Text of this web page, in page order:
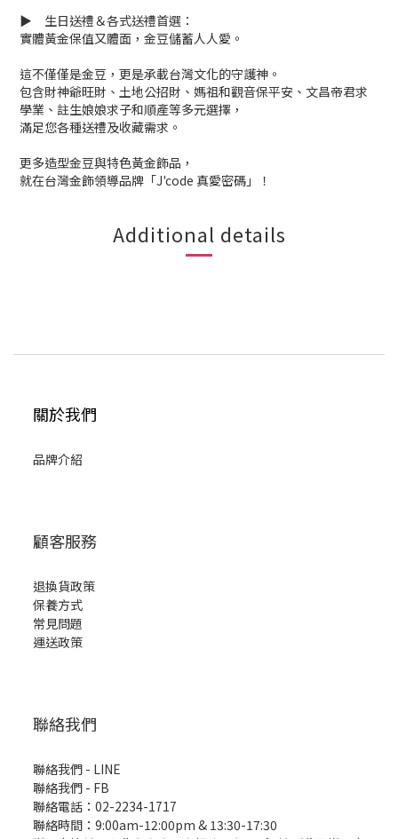
▶ 生日送禮＆各式送禮首選：
實體黃金保值又體面，金豆儲蓄人人愛。
這不僅僅是金豆，更是承載台灣文化的守護神。
包含財神爺旺財、土地公招財、媽祖和觀音保平安、文昌帝君求
學業、註生娘娘求子和順產等多元選擇，
滿足您各種送禮及收藏需求。
更多造型金豆與特色黃金飾品，
就在台灣金飾領導品牌「J'code 真愛密碼」！
Additional details
關於我們
品牌介紹
顧客服務
退換貨政策
保養方式
常見問題
運送政策
聯絡我們
聯絡我們 - LINE
聯絡我們 - FB
聯絡電話：02-2234-1717
聯絡時間：9:00am-12:00pm & 13:30-17:30